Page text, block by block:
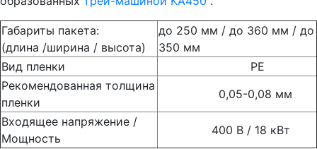
Габариты пакета:
(длина /ширина / высота)
до 250 мм / до 360 мм / до
350 мм
Вид пленки
РЕ
Рекомендованная толщина
пленки
0,05-0,08 мм
Входящее напряжение /
Мощность
400 В / 18 кВт